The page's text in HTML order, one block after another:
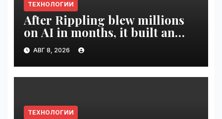
ТЕХНОЛОГИИ
After Rippling blew millions
on AI in months, it built an
employee ROI tool |
VseTime.ru
АВГ 8, 2026
ТЕХНОЛОГИИ